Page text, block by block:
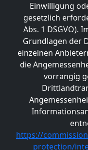
Einwilligung
gesetzlich
Abs. 1 DSGVO).
Grundlagen der
einzelnen
die
vorrangig
https://
protection/